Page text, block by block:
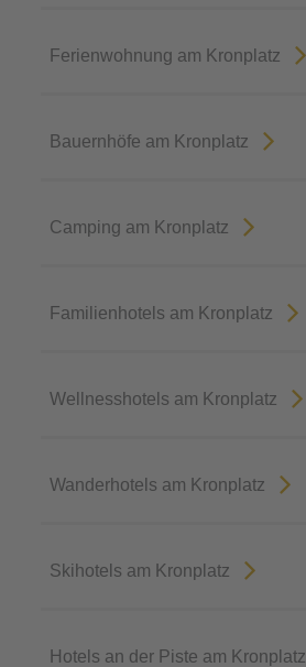
Ferienwohnung am Kronplatz
Bauernhöfe am Kronplatz
Camping am Kronplatz
Familienhotels am Kronplatz
Wellnesshotels am Kronplatz
Wanderhotels am Kronplatz
Skihotels am Kronplatz
Hotels an der Piste am Kronplatz